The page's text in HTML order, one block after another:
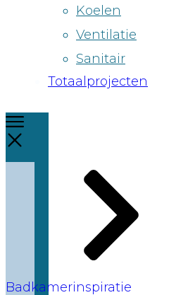
Koelen
Ventilatie
Sanitair
Totaalprojecten
Badkamerinspiratie